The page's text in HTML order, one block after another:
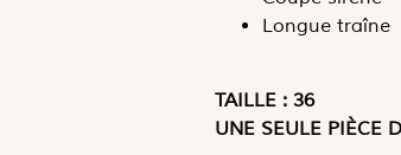
Longue traîne
TAILLE : 36
UNE SEULE PIÈCE